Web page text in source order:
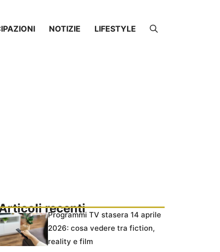
NOTIZIE LIFESTYLE
recenti
Programmi TV stasera 14 aprile
2026: cosa vedere tra fiction,
reality e film